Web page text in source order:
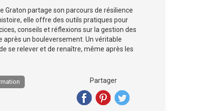
Graton partage son parcours de résilience
elle offre des outils pratiques pour
conseils et réflexions sur la gestion des
après un bouleversement. Un véritable
se relever et de renaître, même après les
Partager